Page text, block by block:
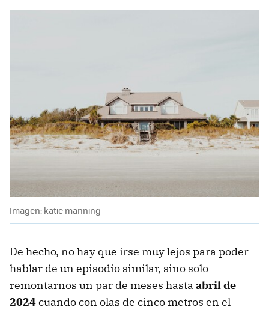
Imagen: katie manning
De hecho, no hay que irse muy lejos para poder
hablar de un episodio similar, sino solo
remontarnos un par de meses hasta abril de
2024cuando con olas de cinco metros en el